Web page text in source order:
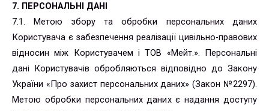
7. ПЕРСОНАЛЬНІ ДАНІ
7.1. Метою збору та обробки персональних даних
Користувача є забезпечення реалізації цивільно-правових
відносин між Користувачем і ТОВ «Мейт.». Персональні
дані Користувачів обробляються відповідно до Закону
України «Про захист персональних даних» (Закон №2297).
Метою обробки персональних даних є надання доступу